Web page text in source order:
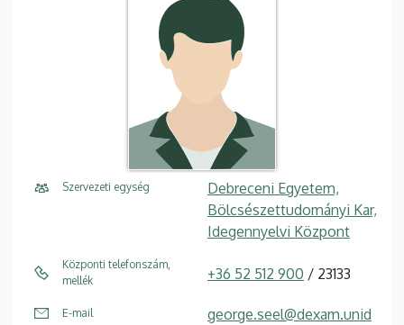
Szervezeti egység
Debreceni Egyetem,
Bölcsészettudományi Kar,
Idegennyelvi Központ
Központi telefonszám,
mellék
+36 52 512 900 / 23133
E-mail
george.seel@dexam.unid